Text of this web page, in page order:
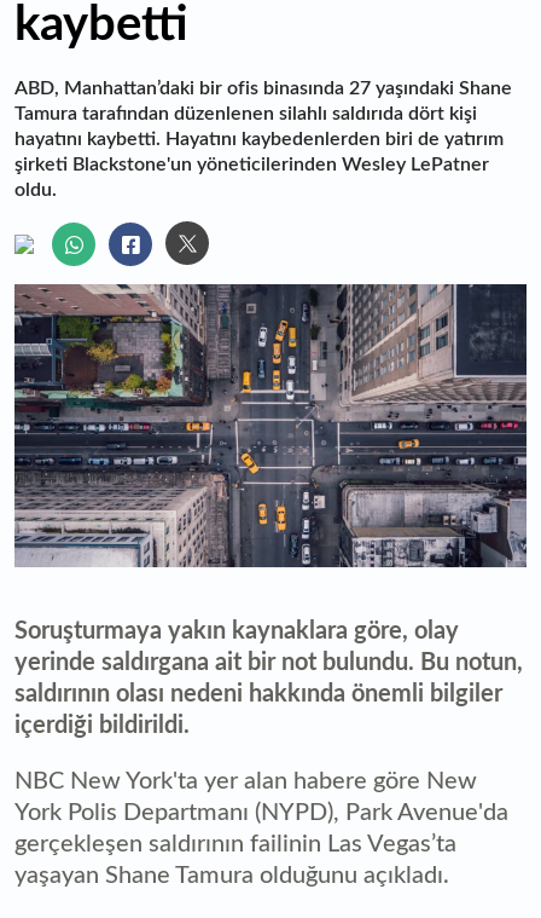
kaybetti
ABD, Manhattan’daki bir ofis binasında 27 yaşındaki Shane
Tamura tarafından düzenlenen silahlı saldırıda dört kişi
hayatını kaybetti. Hayatını kaybedenlerden biri de yatırım
şirketi Blackstone'un yöneticilerinden Wesley LePatner
oldu.
Soruşturmaya yakın kaynaklara göre, olay
yerinde saldırgana ait bir not bulundu. Bu notun,
saldırının olası nedeni hakkında önemli bilgiler
içerdiği bildirildi.
NBC New York'ta yer alan habere göre New
York Polis Departmanı (NYPD), Park Avenue'da
gerçekleşen saldırının failinin Las Vegas’ta
yaşayan Shane Tamura olduğunu açıkladı.